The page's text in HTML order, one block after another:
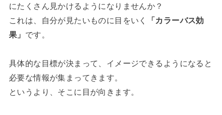
にたくさん見かけるようになりませんか？
これは、自分が見たいものに目をいく
「カラーバス効
果」 です。
具体的な目標が決まって、イメージできるようになると
必要な情報が集まってきます。
というより、そこに目が向きます。